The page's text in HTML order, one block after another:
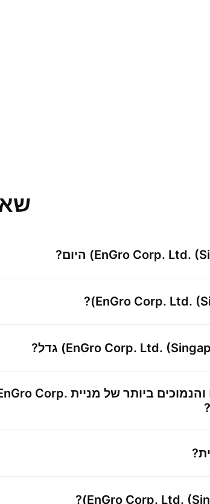
EnGro Corp. Ltd. היום?
EnGro Corp. Ltd.
?
EnGro Corp. Ltd. גדל?
ביותר של מניית Corp.
EnGro Corp. Ltd.
?